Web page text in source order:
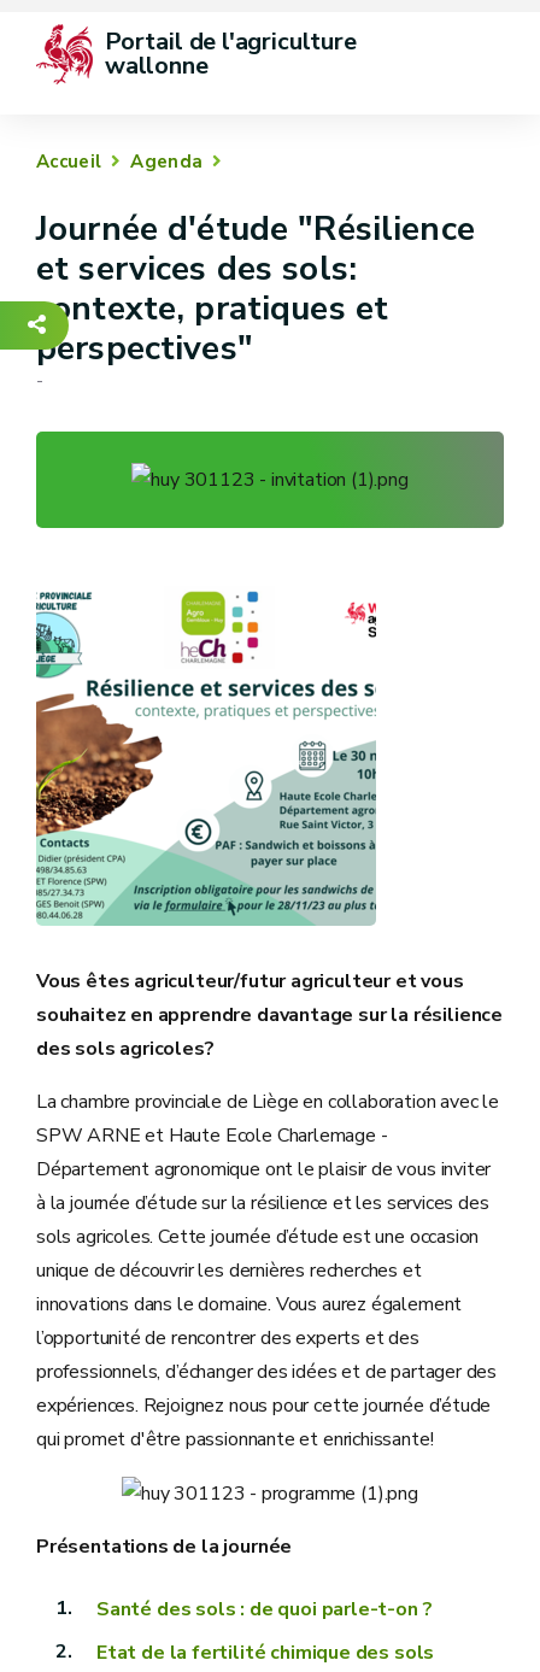
Portail de l'agriculture
wallonne
Accueil Agenda
Journée d'étude "Résilience
et services des sols:
contexte, pratiques et
perspectives"
-
Vous êtes agriculteur/futur agriculteur et vous
souhaitez en apprendre davantage sur la résilience
des sols agricoles?
La chambre provinciale de Liège en collaboration avec le
SPW ARNE et Haute Ecole Charlemage -
Département agronomique ont le plaisir de vous inviter
à la journée d’étude sur la résilience et les services des
sols agricoles. Cette journée d’étude est une occasion
unique de découvrir les dernières recherches et
innovations dans le domaine. Vous aurez également
l’opportunité de rencontrer des experts et des
professionnels, d’échanger des idées et de partager des
expériences. Rejoignez nous pour cette journée d’étude
qui promet d'être passionnante et enrichissante!
Présentations de la journée
Santé des sols : de quoi parle-t-on ?
Etat de la fertilité chimique des sols